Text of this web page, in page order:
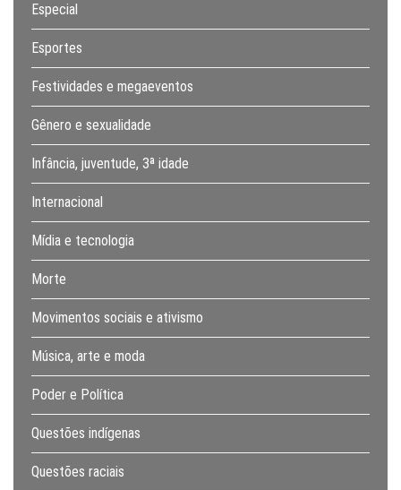
Especial
Esportes
Festividades e megaeventos
Gênero e sexualidade
Infância, juventude, 3ª idade
Internacional
Mídia e tecnologia
Morte
Movimentos sociais e ativismo
Música, arte e moda
Poder e Política
Questões indígenas
Questões raciais